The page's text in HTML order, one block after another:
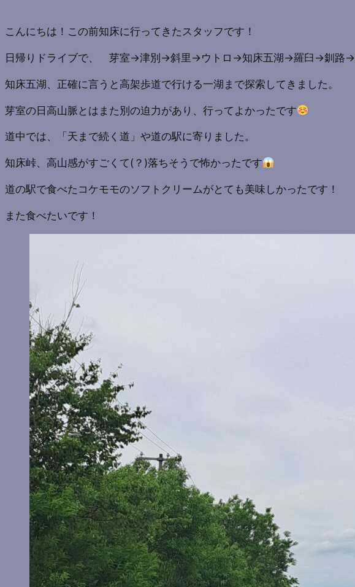
こんにちは！この前知床に行ってきたスタッフです！
日帰りドライブで、 芽室→津別→斜里→ウトロ→知床五湖→羅臼→釧路→
知床五湖、正確に言うと高架歩道で行ける一湖まで探索してきました。
芽室の日高山脈とはまた別の迫力があり、行ってよかったです
道中では、「天まで続く道」や道の駅に寄りました。
知床峠、高山感がすごくて(？)落ちそうで怖かったです
道の駅で食べたコケモモのソフトクリームがとても美味しかったです！
また食べたいです！